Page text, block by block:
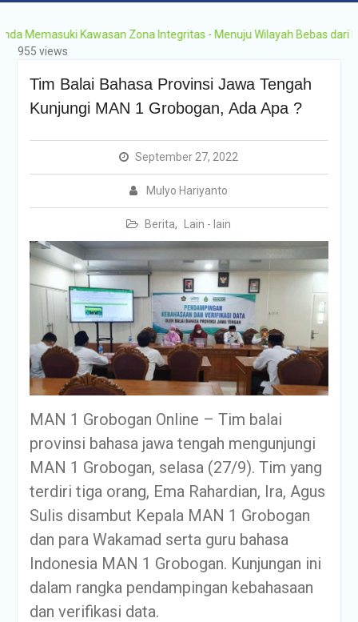
Kawasan Zona Integritas - Menuju Wilayah Bebas dari
955 views
Tim Balai Bahasa Provinsi Jawa Tengah
Kunjungi MAN 1 Grobogan, Ada Apa ?
September 27, 2022
Mulyo Hariyanto
Berita, Lain - lain
MAN 1 Grobogan Online – Tim balai
provinsi bahasa jawa tengah mengunjungi
MAN 1 Grobogan, selasa (27/9). Tim yang
terdiri tiga orang, Ema Rahardian, Ira, Agus
Sulis disambut Kepala MAN 1 Grobogan
dan para Wakamad serta guru bahasa
Indonesia MAN 1 Grobogan. Kunjungan ini
dalam rangka pendampingan kebahasaan
dan verifikasi data.